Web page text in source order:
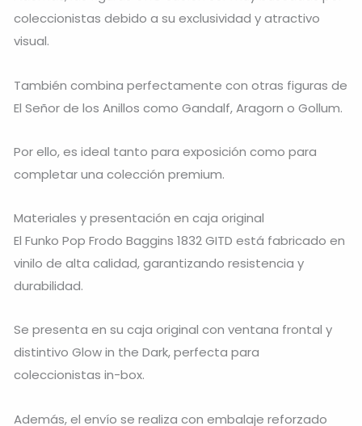
coleccionistas debido a su exclusividad y atractivo
visual.
También combina perfectamente con otras figuras de
El Señor de los Anillos como Gandalf, Aragorn o Gollum.
Por ello, es ideal tanto para exposición como para
completar una colección premium.
Materiales y presentación en caja original
El Funko Pop Frodo Baggins 1832 GITD está fabricado en
vinilo de alta calidad, garantizando resistencia y
durabilidad.
Se presenta en su caja original con ventana frontal y
distintivo Glow in the Dark, perfecta para
coleccionistas in-box.
Además, el envío se realiza con embalaje reforzado